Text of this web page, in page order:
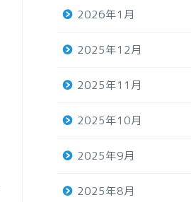
2026年1月
2025年12月
2025年11月
2025年10月
2025年9月
2025年8月